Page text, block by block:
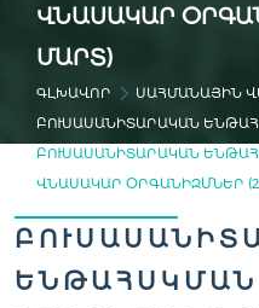
ՎՆԱՍԱԿԱՐ
ՄԱՐՏ)
ԳԼԽԱՎՈՐ
ՍԱՀՄԱՆԱՅԻՆ
ԲՈՒՍԱՍԱՆԻՏԱՐԱԿԱՆ
ԲՈՒՍԱՍԱՆԻՏԱՐԱԿԱՆ
ՎՆԱՍԱԿԱՐ ՕՐԳԱՆԻԶՄՆԵՐ